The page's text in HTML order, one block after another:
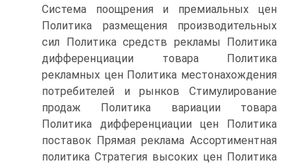
Система поощрения и премиальных цен
Политика размещения производительных
сил Политика средств рекламы Политика
дифференциации товара Политика
рекламных цен Политика местонахождения
потребителей и рынков Стимулирование
продаж Политика вариации товара
Политика дифференциации цен Политика
поставок Прямая реклама Ассортиментная
политика Стратегия высоких цен Политика